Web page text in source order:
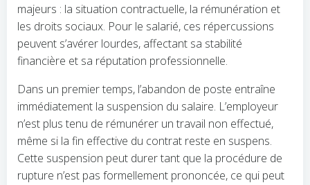
majeurs : la situation contractuelle, la rémunération et
les droits sociaux. Pour le salarié, ces répercussions
peuvent s’avérer lourdes, affectant sa stabilité
financière et sa réputation professionnelle.
Dans un premier temps, l’abandon de poste entraîne
immédiatement la suspension du salaire. L’employeur
n’est plus tenu de rémunérer un travail non effectué,
même si la fin effective du contrat reste en suspens.
Cette suspension peut durer tant que la procédure de
rupture n’est pas formellement prononcée, ce qui peut